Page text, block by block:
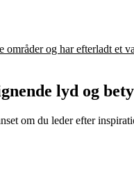
og har efterladt
lyd og
om du leder efter